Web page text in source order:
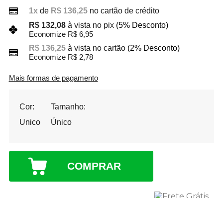
1xde R$ 136,25 no cartão de crédito
R$ 132,08 à vista no pix (5% Desconto)
Economize R$ 6,95
R$ 136,25 à vista no cartão (2% Desconto)
Economize R$ 2,78
Mais formas de pagamento
Cor:
Unico
Tamanho:
Único
COMPRAR